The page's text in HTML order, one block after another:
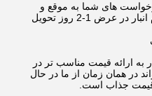
های شما به موقع و
سریع کالاها را تحویل می دهیم. اقلام انبار در عرض 1-2 روز تحویل
ارائه قیمت مناسب تر در
در همان زمان از ما در حال
قیمت جذاب است.